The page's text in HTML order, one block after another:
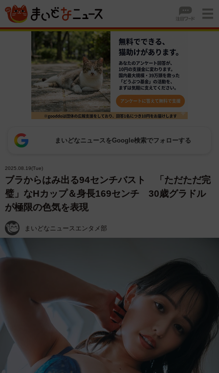
まいどなニュースをGoogle検索でフォローする
2025.08.19(Tue)
ブラからはみ出る94センチバスト 「ただただ完
璧」なHカップ＆身長169センチ 30歳グラドル
が極限の色気を表現
まいどなニュースエンタメ部